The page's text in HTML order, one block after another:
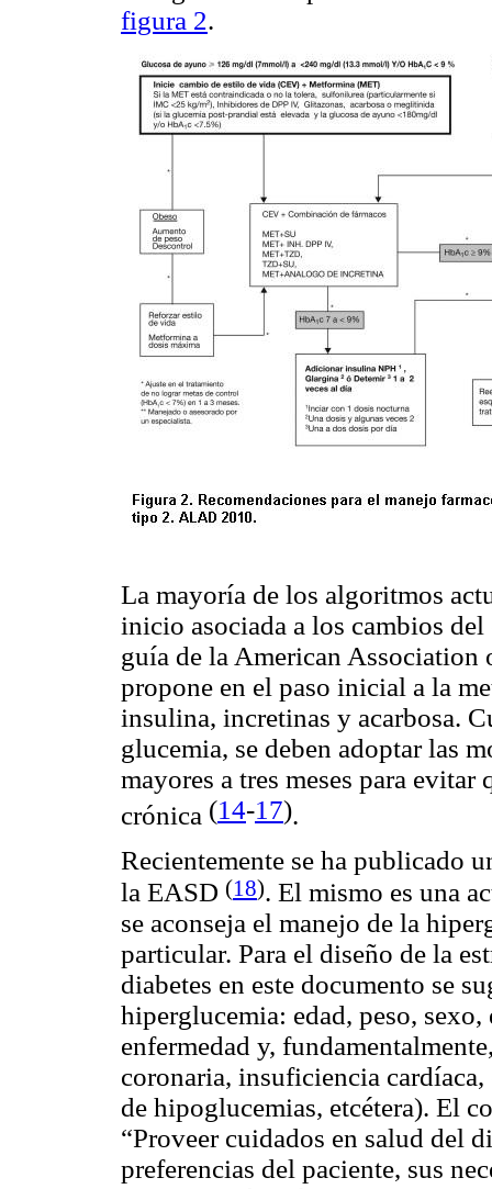
figura 2.
La mayoría de los algoritmos
inicio asociada a los cambios
guía de la American
propone en el paso inicial a la
insulina, incretinas y acarbosa.
glucemia, se deben adoptar las
mayores a tres meses para
crónica (14-17).
Recientemente se ha publicado
la EASD (18). El mismo es una
se aconseja el manejo de la
particular. Para el diseño de la
diabetes en este documento se
hiperglucemia: edad, peso,
enfermedad y,
coronaria, insuficiencia
de hipoglucemias, etcétera). El
“Proveer cuidados en salud del
preferencias del paciente, sus